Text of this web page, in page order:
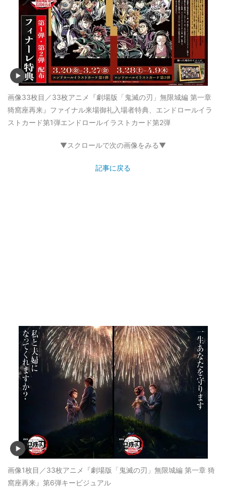
画像33枚目／33枚アニメ『劇場版「鬼滅の刃」無限城編 第一章
猗窩座再来』ファイナル来場御礼入場者特典、エンドロールイラ
ストカード第1弾エンドロールイラストカード第2弾
▼スクロールで次の画像をみる▼
記事に戻る
画像1枚目／33枚アニメ『劇場版「鬼滅の刃」無限城編 第一章 猗
窩座再来』第6弾キービジュアル